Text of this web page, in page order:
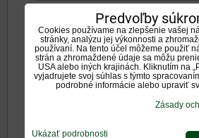
Zadajte prosím hodnotenie, výhody
Predvoľby
Cookies používame na zlepšenie vašej
stránky, analýzu jej výkonnosti a
používaní. Na tento účel môžeme použiť
strán a zhromaždené údaje sa môžu
USA alebo iných krajinách. Kliknutím na
vyjadrujete svoj súhlas s týmto
podrobné informácie alebo upraviť
Zásady
Ukázať podrobnosti